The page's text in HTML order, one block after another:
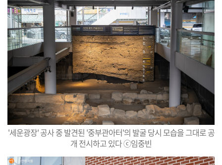
'세운광장' 공사 중 발견된 '중부관아터'의 발굴 당시 모습을 그대로 공
개 전시하고 있다 ⓒ임중빈